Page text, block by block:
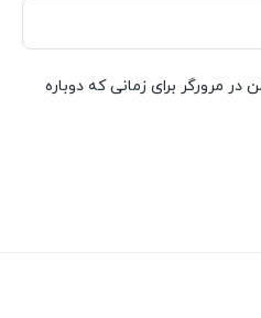
در مرورگر برای زمانی که دوباره